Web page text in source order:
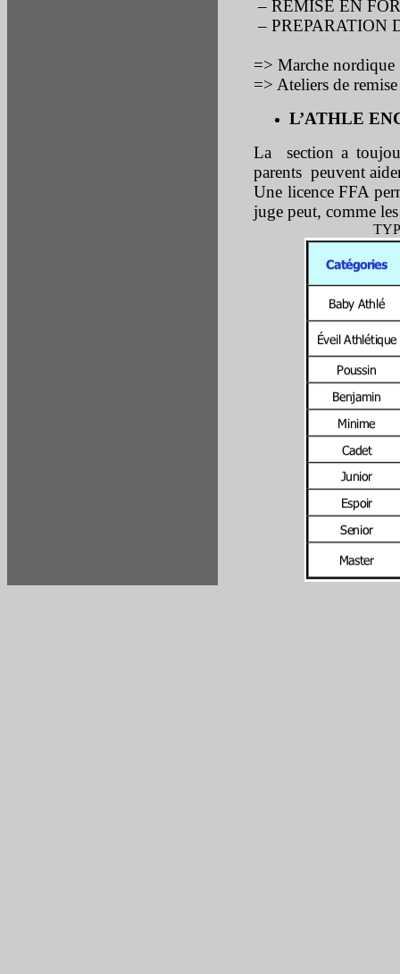
– REMISE EN
– PREPARATION
=> Marche
=> Ateliers de
L’ATHLE
La section a
parents peuvent
Une licence FFA
juge peut, comme